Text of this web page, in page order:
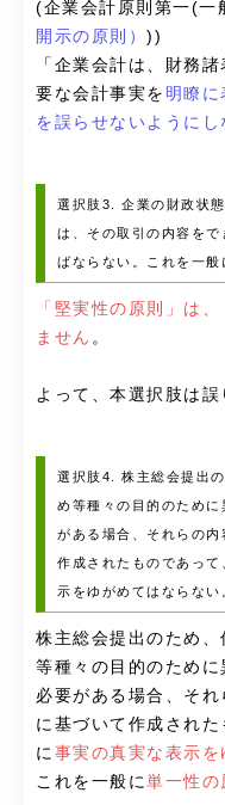
(企業会計原則第一(一
開示の原則） ))
「 企業会計は、財務
要な会計事実を 明瞭に
を誤らせないように
選択肢3. 企業の財政状
は、その取引の内容を
ばならない。これを一般
「堅実性の原則」は
ません 。
よって、本選択肢は誤
選択肢4. 株主総会提出
め等種々の目的のため
がある場合、それらの
作成されたものであっ
示をゆがめてはならない
株主総会提出のため
等種々の目的のため
必要がある場合、そ
に基づいて作成され
に 事実の真実な表示
これを一般に単一性の